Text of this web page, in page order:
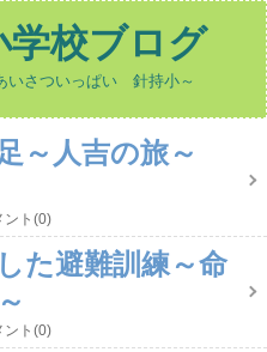
学校ブログ
さついっぱい 針持小～
～人吉の旅～
ント(0)
た避難訓練～命
ント(0)